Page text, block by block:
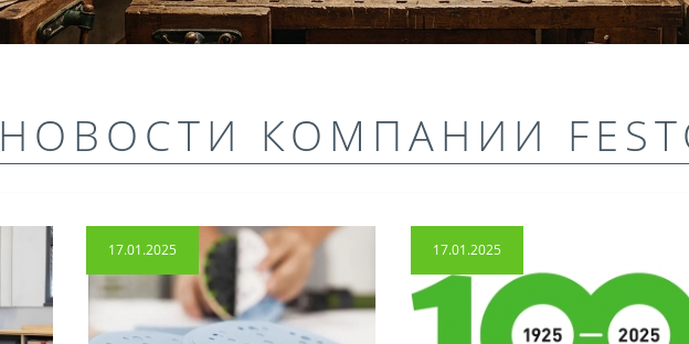
НОВОСТИ КОМПАНИИ
17.01.2025 17.01.2025